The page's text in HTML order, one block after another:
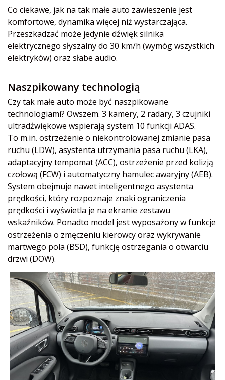
Co ciekawe, jak na tak małe auto zawieszenie jest
komfortowe, dynamika więcej niż wystarczająca.
Przeszkadzać może jedynie dźwięk silnika
elektrycznego słyszalny do 30 km/h (wymóg wszystkich
elektryków) oraz słabe audio.
Naszpikowany technologią
Czy tak małe auto może być naszpikowane
technologiami? Owszem. 3 kamery, 2 radary, 3 czujniki
ultradźwiękowe wspierają system 10 funkcji ADAS.
To m.in. ostrzeżenie o niekontrolowanej zmianie pasa
ruchu (LDW), asystenta utrzymania pasa ruchu (LKA),
adaptacyjny tempomat (ACC), ostrzeżenie przed kolizją
czołową (FCW) i automatyczny hamulec awaryjny (AEB).
System obejmuje nawet inteligentnego asystenta
prędkości, który rozpoznaje znaki ograniczenia
prędkości i wyświetla je na ekranie zestawu
wskaźników. Ponadto model jest wyposażony w funkcje
ostrzeżenia o zmęczeniu kierowcy oraz wykrywanie
martwego pola (BSD), funkcję ostrzegania o otwarciu
drzwi (DOW).